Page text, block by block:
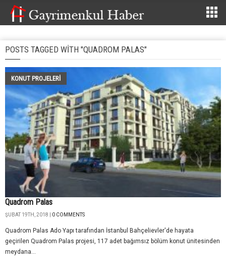
POSTS TAGGED WITH "QUADROM PALAS"
KONUT PROJELERI
Quadrom Palas
ŞUBAT 19TH, 2018 | 0 COMMENTS
Quadrom Palas Ado Yapı tarafından İstanbul Bahçelievler'de hayata
geçirilen Quadrom Palas projesi, 117 adet bağımsız bölüm konut ünitesinden
meydana...